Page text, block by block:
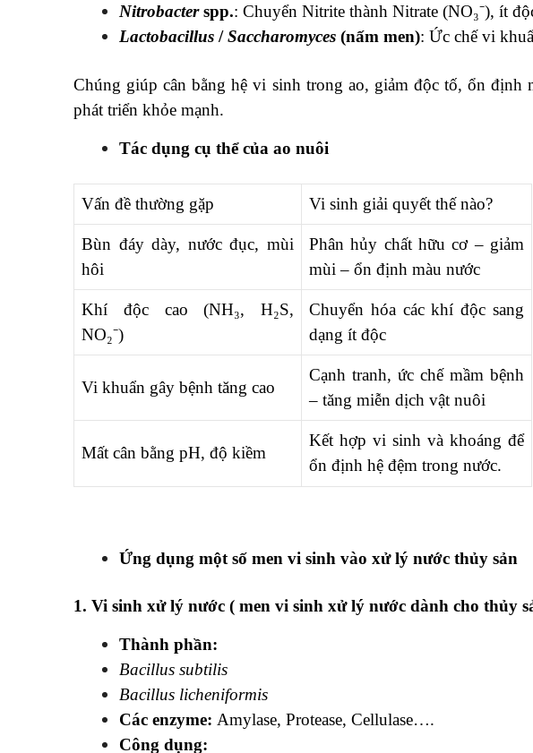
Nitrobacterspp.: Chuyển Nitrite thành Nitrate (NO₃⁻), ít
Lactobacillus /Saccharomyces (nấm men): Ức chế vi
Chúng giúp cân bằng hệ vi sinh trong ao, giảm độc tố, ổn định
phát triển khỏe mạnh.
Tác dụng cụ thể của ao nuôi
Vấn đề thường gặp Vi sinh giải quyết thế nào?
Bùn đáy dày, nước đục, mùi
hôi
Phân hủy chất hữu cơ – giảm
mùi – ổn định màu nước
Khí độc cao (NH₃, H₂S,
NO₂⁻)
Chuyển hóa các khí độc sang
dạng ít độc
Vi khuẩn gây bệnh tăng cao
Cạnh tranh, ức chế mầm bệnh
– tăng miễn dịch vật nuôi
Mất cân bằng pH, độ kiềm
Kết hợp vi sinh và khoáng để
ổn định hệ đệm trong nước.
Ứng dụng một số men vi sinh vào xử lý nước thủy sản
1. Vi sinh xử lý nước ( men vi sinh xử lý nước dành cho thủy
Thành phần:
Bacillus subtilis
Bacillus licheniformis
Các enzyme: Amylase, Protease, Cellulase….
Công dụng: